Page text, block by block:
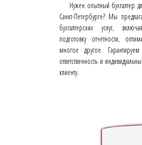
Нужен опытный бухгалтер
Санкт-Петербурге? Мы
бухгалтерских услуг,
подготовку отчётности,
многое другое.
ответственность и
клиенту.